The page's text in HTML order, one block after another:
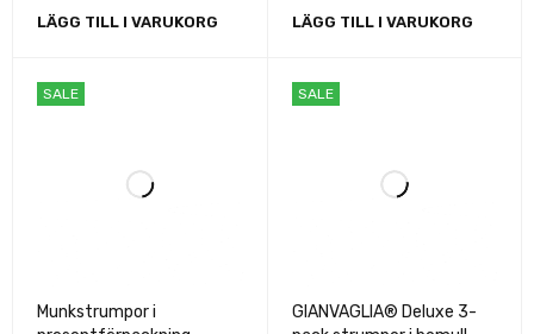
LÄGG TILL I VARUKORG LÄGG TILL I VARUKORG
SALE
Munkstrumpor i
SALE
GIANVAGLIA® Deluxe 3-